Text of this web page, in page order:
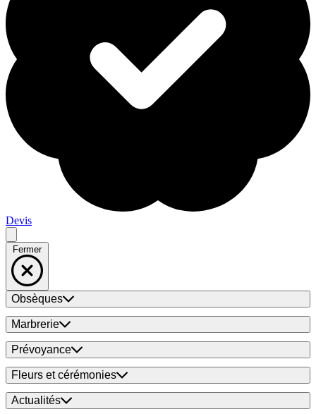
Devis
Fermer
Obsèques
Marbrerie
Prévoyance
Fleurs et cérémonies
Actualités